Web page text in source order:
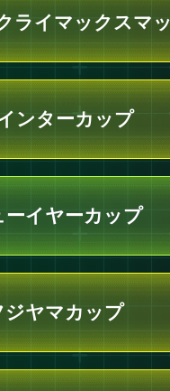
ライマックスマ
ンターカップ
ーイヤーカップ
ジヤマカップ